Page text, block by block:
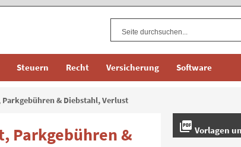
Steuern Recht Versicherung Software
& Diebstahl, Verlust
Parkgebühren &
picture_as_pdf Vorlagen